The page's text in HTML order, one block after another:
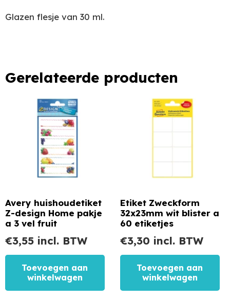
Glazen flesje van 30 ml.
Gerelateerde producten
Avery huishoudetiket
Z-design Home pakje
a 3 vel fruit
€3,55 incl. BTW
Toevoegen aan
winkelwagen
Etiket Zweckform
32x23mm wit blister a
60 etiketjes
€3,30 incl. BTW
Toevoegen aan
winkelwagen